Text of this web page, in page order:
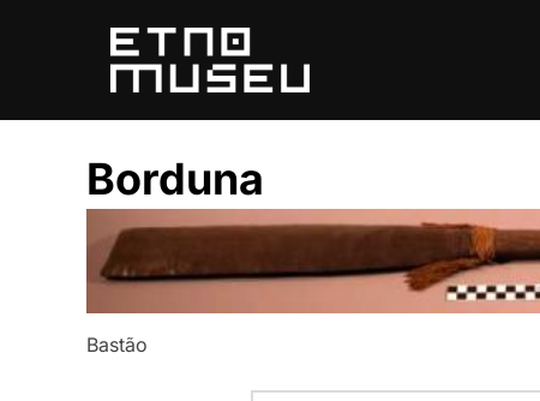
conteúdo
Borduna
Bastão